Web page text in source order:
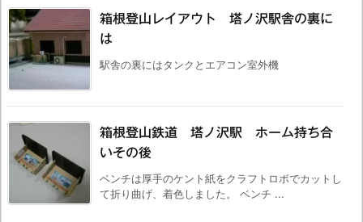
箱根登山レイアウト 塔ノ沢駅舎の裏に
は
駅舎の裏にはタンクとエアコン室外機
箱根登山鉄道 塔ノ沢駅 ホーム持ち合
いその後
ベンチは厚手のケント紙をクラフトロボでカットし
て折り曲げ、着色しました。 ベンチ ...